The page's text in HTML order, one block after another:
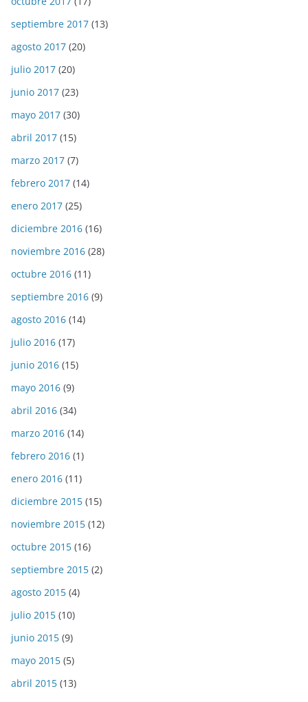
septiembre 2017 (13)
agosto 2017 (20)
julio 2017 (20)
junio 2017 (23)
mayo 2017 (30)
abril 2017 (15)
marzo 2017 (7)
febrero 2017 (14)
enero 2017 (25)
diciembre 2016 (16)
noviembre 2016 (28)
octubre 2016 (11)
septiembre 2016 (9)
agosto 2016 (14)
julio 2016 (17)
junio 2016 (15)
mayo 2016 (9)
abril 2016 (34)
marzo 2016 (14)
febrero 2016 (1)
enero 2016 (11)
diciembre 2015 (15)
noviembre 2015 (12)
octubre 2015 (16)
septiembre 2015 (2)
agosto 2015 (4)
julio 2015 (10)
junio 2015 (9)
mayo 2015 (5)
abril 2015 (13)